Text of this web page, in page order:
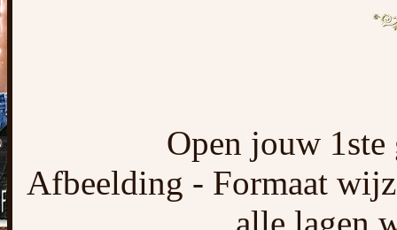
Open jouw 1ste
Afbeelding - Formaat